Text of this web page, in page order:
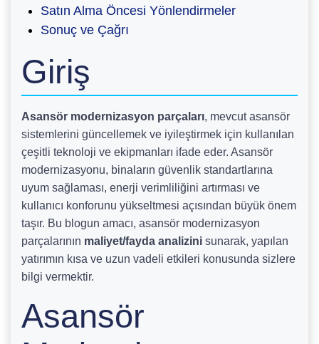
Satın Alma Öncesi Yönlendirmeler
Sonuç ve Çağrı
Giriş
Asansör modernizasyon parçaları, mevcut asansör
sistemlerini güncellemek ve iyileştirmek için kullanılan
çeşitli teknoloji ve ekipmanları ifade eder. Asansör
modernizasyonu, binaların güvenlik standartlarına
uyum sağlaması, enerji verimliliğini artırması ve
kullanıcı konforunu yükseltmesi açısından büyük önem
taşır. Bu blogun amacı, asansör modernizasyon
parçalarının maliyet/fayda analizini sunarak, yapılan
yatırımın kısa ve uzun vadeli etkileri konusunda sizlere
bilgi vermektir.
Asansör